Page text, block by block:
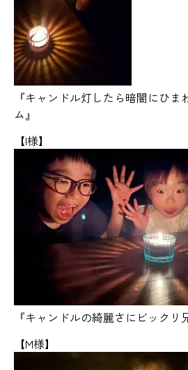
『キャンドル灯したら暗闇にひま
ム』
【I様】
『キャンドルの綺麗さにビックリ
【M様】